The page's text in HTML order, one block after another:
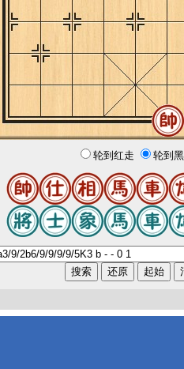
轮到红走 轮到